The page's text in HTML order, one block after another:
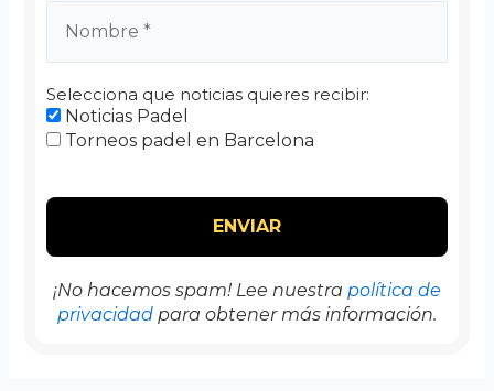
Selecciona que noticias quieres recibir:
Noticias Padel
Torneos padel en Barcelona
¡No hacemos spam! Lee nuestra política de
privacidad para obtener más información.